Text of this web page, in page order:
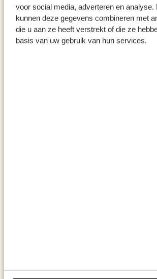
voor social media, adverteren en analyse.
kunnen deze gegevens combineren met
die u aan ze heeft verstrekt of die ze
basis van uw gebruik van hun services.
9,95 € 3,50 €